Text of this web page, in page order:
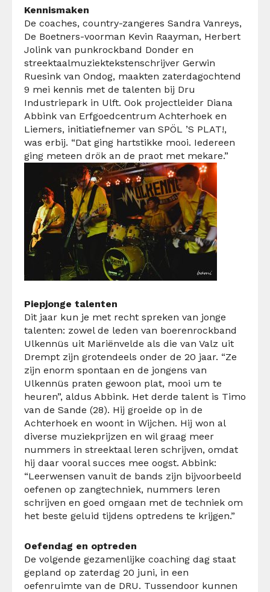
Kennismaken
De coaches, country-zangeres Sandra Vanreys,
De Boetners-voorman Kevin Raayman, Herbert
Jolink van punkrockband Donder en
streektaalmuziektekstenschrijver Gerwin
Ruesink van Ondog, maakten zaterdagochtend
9 mei kennis met de talenten bij Dru
Industriepark in Ulft. Ook projectleider Diana
Abbink van Erfgoedcentrum Achterhoek en
Liemers, initiatiefnemer van SPÖL ’S PLAT!,
was erbij. “Dat ging hartstikke mooi. Iedereen
ging meteen drök an de praot met mekare.”
Piepjonge talenten
Dit jaar kun je met recht spreken van jonge
talenten: zowel de leden van boerenrockband
Ulkennüs uit Mariënvelde als die van Valz uit
Drempt zijn grotendeels onder de 20 jaar. “Ze
zijn enorm spontaan en de jongens van
Ulkennüs praten gewoon plat, mooi um te
heuren”, aldus Abbink. Het derde talent is Timo
van de Sande (28). Hij groeide op in de
Achterhoek en woont in Wijchen. Hij won al
diverse muziekprijzen en wil graag meer
nummers in streektaal leren schrijven, omdat
hij daar vooral succes mee oogst. Abbink:
“Leerwensen vanuit de bands zijn bijvoorbeeld
oefenen op zangtechniek, nummers leren
schrijven en goed omgaan met de techniek om
het beste geluid tijdens optredens te krijgen.”
Oefendag en optreden
De volgende gezamenlijke coaching dag staat
gepland op zaterdag 20 juni, in een
oefenruimte van de DRU. Tussendoor kunnen